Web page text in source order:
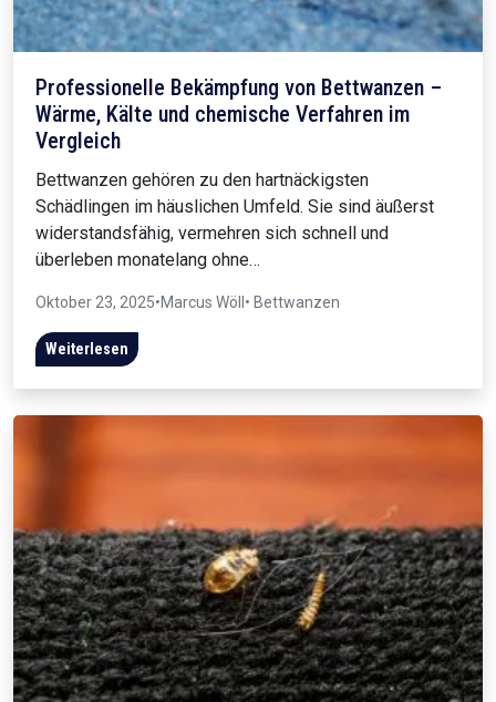
Professionelle Bekämpfung von Bettwanzen –
Wärme, Kälte und chemische Verfahren im
Vergleich
Bettwanzen gehören zu den hartnäckigsten
Schädlingen im häuslichen Umfeld. Sie sind äußerst
widerstandsfähig, vermehren sich schnell und
überleben monatelang ohne…
Oktober 23, 2025•Marcus Wöll • Bettwanzen
Weiterlesen